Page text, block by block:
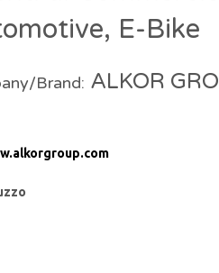
E-Bike
Brand: ALKOR